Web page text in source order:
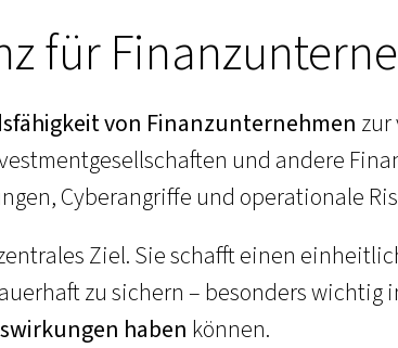
für
von Finanzunternehmen
und andere
Cyberangriffe und operationale
Ziel. Sie schafft einen
zu sichern – besonders wichtig
haben können.